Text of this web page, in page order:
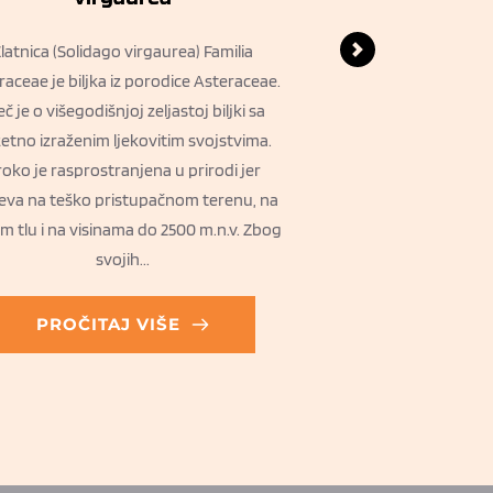
(Solidago virgaurea) Familia
je biljka iz porodice Asteraceae.
je o višegodišnjoj zeljastoj biljki sa
izraženim ljekovitim svojstvima.
je rasprostranjena u prirodi jer
na teško pristupačnom terenu, na
tlu i na visinama do 2500 m.n.v. Zbog
svojih...
PROČITAJ VIŠE
Podbjel